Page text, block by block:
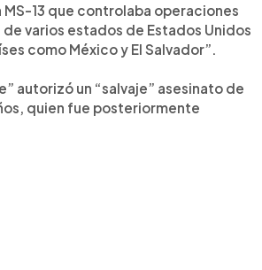
13 que controlaba operaciones
varios estados de Estados Unidos
como México y El Salvador”.
autorizó un “salvaje” asesinato de
quien fue posteriormente